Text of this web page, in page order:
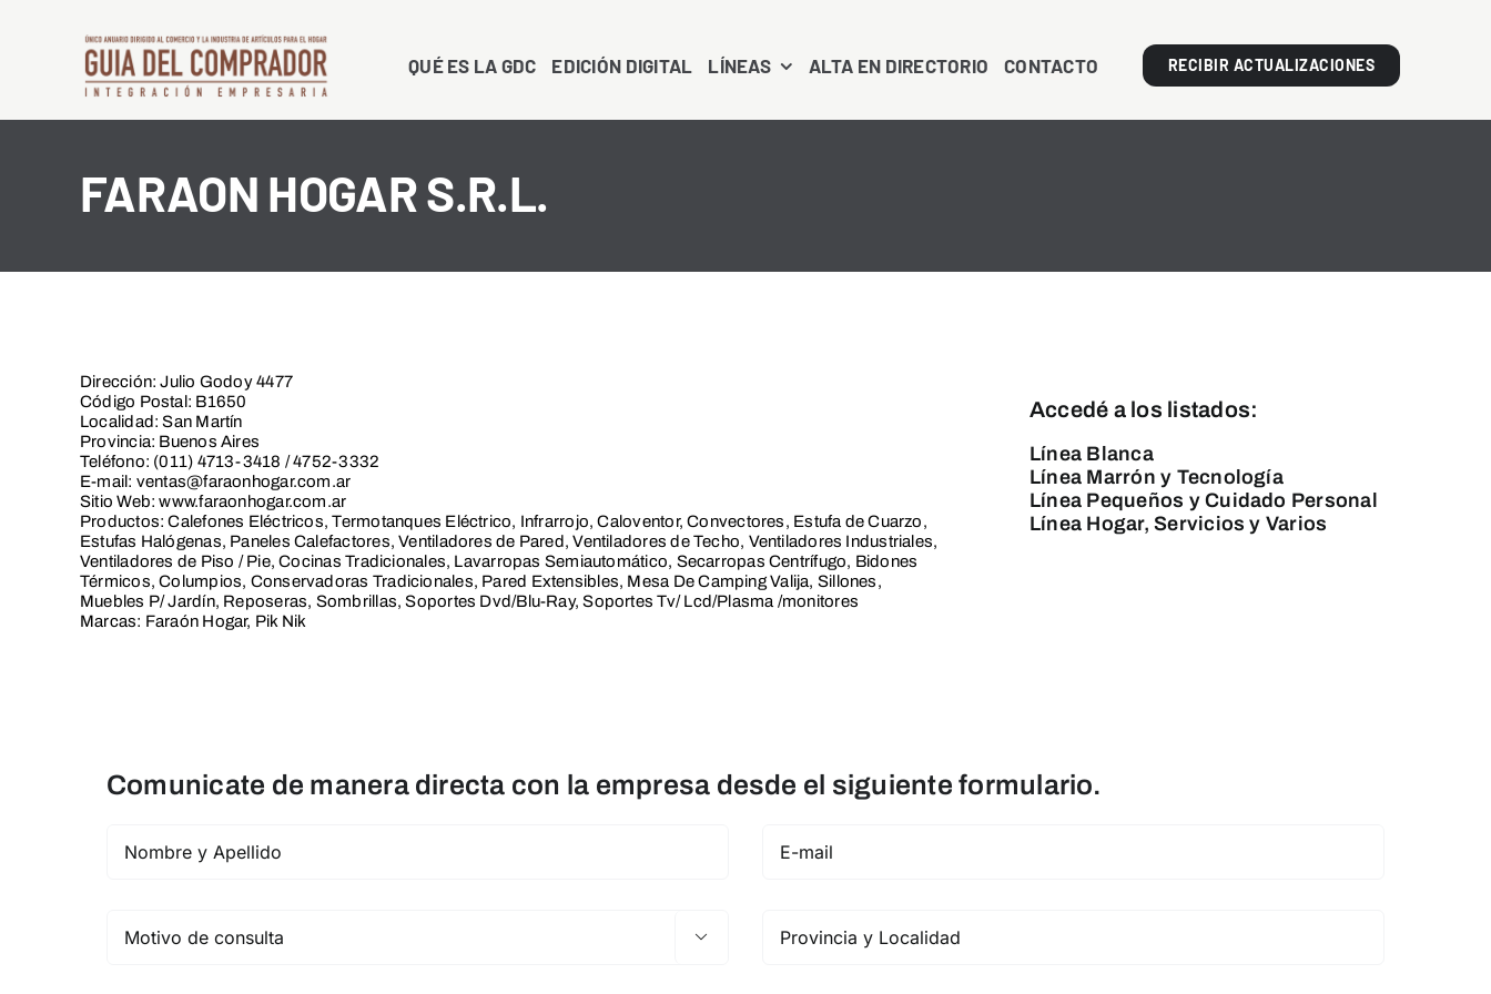
QUÉ ES LA GDC EDICIÓN DIGITAL LÍNEAS ALTA EN DIRECTORIO CONTACTO RECIBIR ACTUALIZACIONES
FARAON HOGAR S.R.L.
Dirección: Julio Godoy 4477
Código Postal: B1650
Localidad: San Martín
Provincia: Buenos Aires
Teléfono: (011) 4713-3418 / 4752-3332
E-mail: ventas@faraonhogar.com.ar
Sitio Web: www.faraonhogar.com.ar
Productos: Calefones Eléctricos, Termotanques Eléctrico, Infrarrojo, Caloventor, Convectores, Estufa de Cuarzo,
Estufas Halógenas, Paneles Calefactores, Ventiladores de Pared, Ventiladores de Techo, Ventiladores Industriales,
Ventiladores de Piso / Pie, Cocinas Tradicionales, Lavarropas Semiautomático, Secarropas Centrífugo, Bidones
Térmicos, Columpios, Conservadoras Tradicionales, Pared Extensibles, Mesa De Camping Valija, Sillones,
Muebles P/ Jardín, Reposeras, Sombrillas, Soportes Dvd/Blu-Ray, Soportes Tv/ Lcd/Plasma /monitores
Marcas: Faraón Hogar, Pik Nik
Accedé a los listados:
Línea Blanca
Línea Marrón y Tecnología
Línea Pequeños y Cuidado Personal
Línea Hogar, Servicios y Varios
Comunicate de manera directa con la empresa desde el siguiente formulario.
